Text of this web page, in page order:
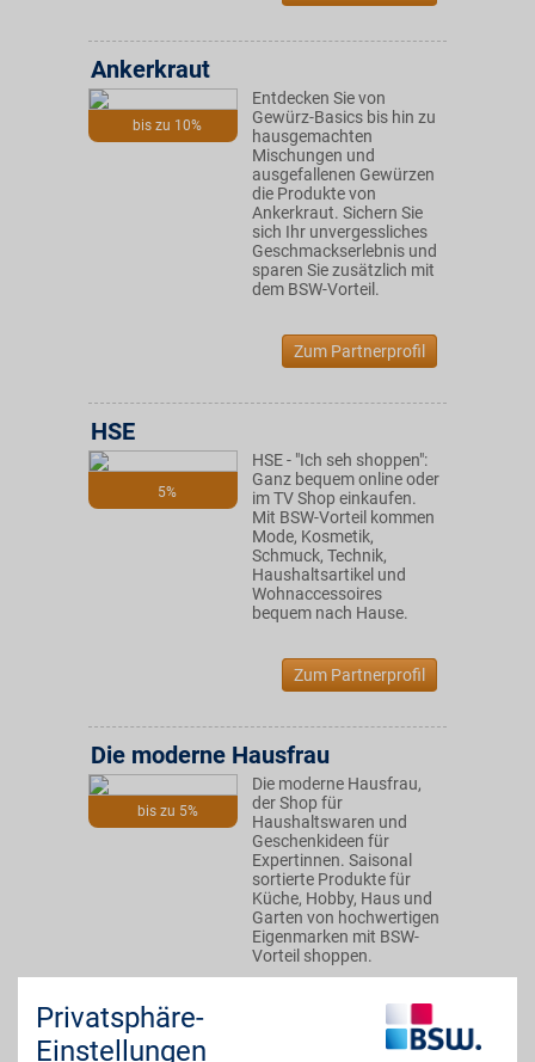
bis zu 10%
Ankerkraut
Entdecken Sie von
Gewürz-Basics bis hin zu
hausgemachten
Mischungen und
ausgefallenen Gewürzen
die Produkte von
Ankerkraut. Sichern Sie
sich Ihr unvergessliches
Geschmackserlebnis und
sparen Sie zusätzlich mit
dem BSW-Vorteil.
Zum Partnerprofil
5%
HSE
HSE - "Ich seh shoppen":
Ganz bequem online oder
im TV Shop einkaufen.
Mit BSW-Vorteil kommen
Mode, Kosmetik,
Schmuck, Technik,
Haushaltsartikel und
Wohnaccessoires
bequem nach Hause.
Zum Partnerprofil
bis zu 5%
Die moderne Hausfrau
Die moderne Hausfrau,
der Shop für
Haushaltswaren und
Geschenkideen für
Expertinnen. Saisonal
sortierte Produkte für
Küche, Hobby, Haus und
Garten von hochwertigen
Eigenmarken mit BSW-
Vorteil shoppen.
Privatsphäre-
Einstellungen